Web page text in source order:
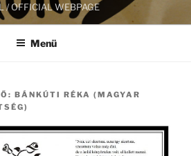
/ OFFICIAL WEBPAGE
Menü
BÁNKÚTI RÉKA (MAGYAR